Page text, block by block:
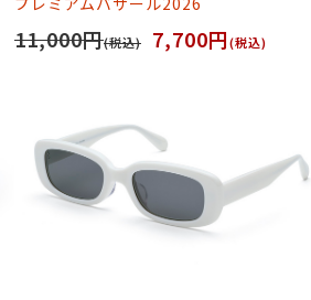
11,000円(税込) 7,700円(税込)